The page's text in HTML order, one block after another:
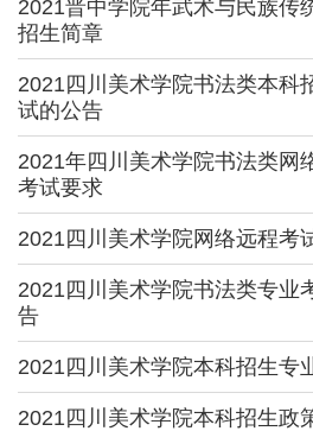
2021晋中学院年武术与民族传
招生简章
2021四川美术学院书法类本科
试的公告
2021年四川美术学院书法类网
考试要求
2021四川美术学院网络远程考
2021四川美术学院书法类专业
告
2021四川美术学院本科招生专
2021四川美术学院本科招生政